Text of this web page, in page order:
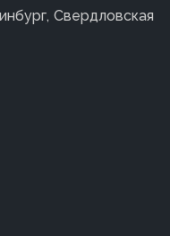
Свердловская